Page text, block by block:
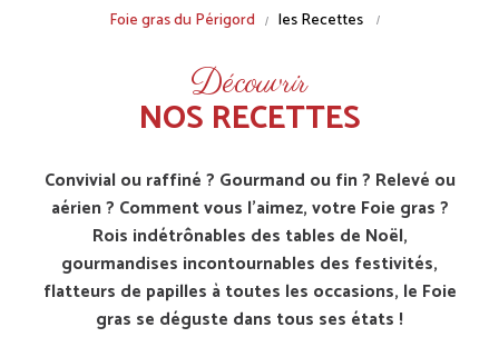
Foie gras du Périgord les Recettes
Découvrir
NOS RECETTES
Convivial ou raffiné ? Gourmand ou fin ? Relevé ou
aérien ? Comment vous l’aimez, votre Foie gras ?
Rois indétrônables des tables de Noël,
gourmandises incontournables des festivités,
flatteurs de papilles à toutes les occasions, le Foie
gras se déguste dans tous ses états !